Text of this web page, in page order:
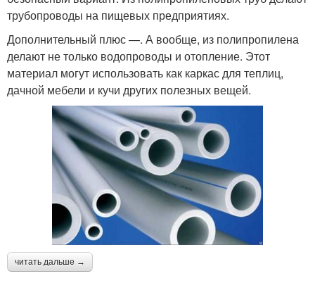
трубопроводы на пищевых предприятиях.
Дополнительный плюс —. А вообще, из полипропилена
делают не только водопроводы и отопление. Этот
материал могут использовать как каркас для теплиц,
дачной мебели и кучи других полезных вещей.
читать дальше →